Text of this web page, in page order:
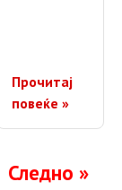
Прочитај
повеќе »
Следно »